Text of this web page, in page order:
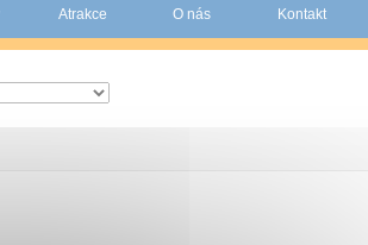
Atrakce O nás Kontakt